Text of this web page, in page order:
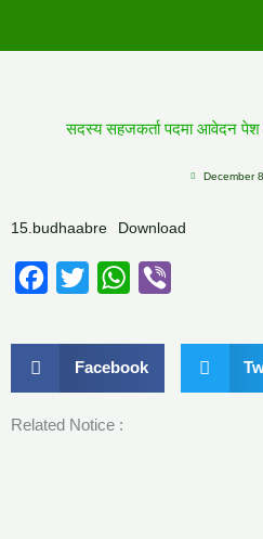
content
सदस्य सहजकर्ता पदमा आवेदन पेश
December
15.budhaabre Download
Facebook
Twitter WhatsApp
Facebook
Related Notice :